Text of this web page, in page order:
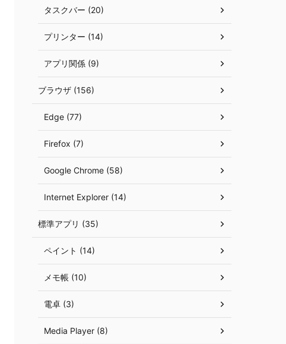
タスクバー (20)
プリンター (14)
アプリ関係 (9)
ブラウザ (156)
Edge (77)
Firefox (7)
Google Chrome (58)
Internet Explorer (14)
標準アプリ (35)
ペイント (14)
メモ帳 (10)
電卓 (3)
Media Player (8)